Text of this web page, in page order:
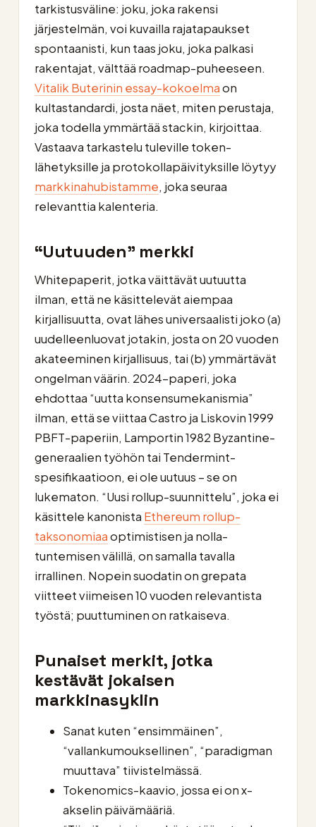
tarkistusväline: joku, joka rakensi
järjestelmän, voi kuvailla rajatapaukset
spontaanisti, kun taas joku, joka palkasi
rakentajat, välttää roadmap-puheeseen.
Vitalik Buterinin essay-kokoelmaon
kultastandardi, josta näet, miten perustaja,
joka todella ymmärtää stackin, kirjoittaa.
Vastaava tarkastelu tuleville token-
lähetyksille ja protokollapäivityksille löytyy
markkinahubistamme, joka seuraa
relevanttia kalenteria.
“Uutuuden” merkki
Whitepaperit, jotka väittävät uutuutta
ilman, että ne käsittelevät aiempaa
kirjallisuutta, ovat lähes universaalisti joko (a)
uudelleenluovat jotakin, josta on 20 vuoden
akateeminen kirjallisuus, tai (b) ymmärtävät
ongelman väärin. 2024-paperi, joka
ehdottaa “uutta konsensumekanismia”
ilman, että se viittaa Castro ja Liskovin 1999
PBFT-paperiin, Lamportin 1982 Byzantine-
generaalien työhön tai Tendermint-
spesifikaatioon, ei ole uutuus – se on
lukematon. “Uusi rollup-suunnittelu”, joka ei
käsittele kanonista Ethereum rollup-
taksonomiaaoptimistisen ja nolla-
tuntemisen välillä, on samalla tavalla
irrallinen. Nopein suodatin on grepata
viitteet viimeisen 10 vuoden relevantista
työstä; puuttuminen on ratkaiseva.
Punaiset merkit, jotka
kestävät jokaisen
markkinasyklin
Sanat kuten “ensimmäinen”,
“vallankumouksellinen”, “paradigman
muuttava” tiivistelmässä.
Tokenomics-kaavio, jossa ei on x-
akselin päivämääriä.